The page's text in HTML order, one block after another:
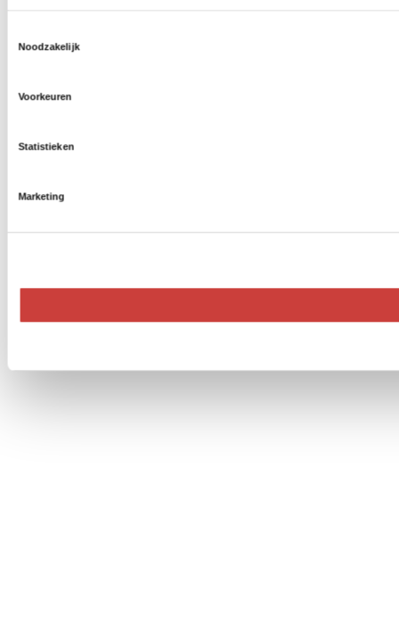
Noodzakelijk
Voorkeuren
Statistieken
Marketing